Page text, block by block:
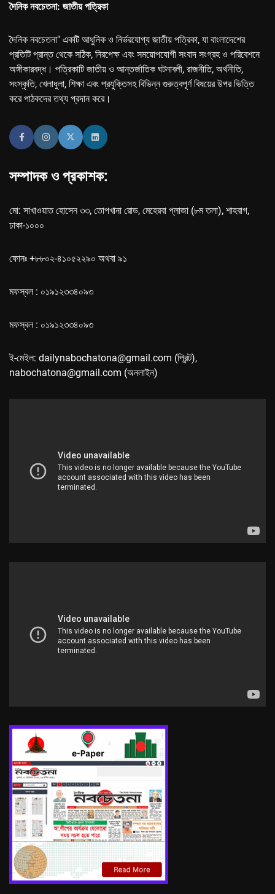
দৈনিক নবচেতনা: জাতীয় পত্রিকা
দৈনিক নবচেতনা" একটি আধুনিক ও নির্ভরযোগ্য জাতীয় পত্রিকা, যা বাংলাদেশের
প্রতিটি প্রান্ত থেকে সঠিক, নিরপেক্ষ এবং সময়োপযোগী সংবাদ সংগ্রহ ও পরিবেশনে
অঙ্গীকারবদ্ধ। পত্রিকাটি জাতীয় ও আন্তর্জাতিক ঘটনাবলী, রাজনীতি, অর্থনীতি,
সংস্কৃতি, খেলাধুলা, শিক্ষা এবং প্রযুক্তিসহ বিভিন্ন গুরুত্বপূর্ণ বিষয়ের উপর ভিত্তি
করে পাঠকদের তথ্য প্রদান করে।
সম্পাদক ও প্রকাশক:
মো: সাখাওয়াত হোসেন ৩৩, তোপখানা রোড, মেহেরবা প্লাজা (৮ম তলা), শাহবাগ,
ঢাকা-১০০০
ফোনঃ +৮৮০২-৪১০৫২২৯০ অথবা ৯১
মফস্বল : ০১৯১২৩৩৪০৯৩
মফস্বল : ০১৯১২৩৩৪০৯৩
ই-মেইল: dailynabochatona@gmail.com (প্রিন্ট),
nabochatona@gmail.com (অনলাইন)